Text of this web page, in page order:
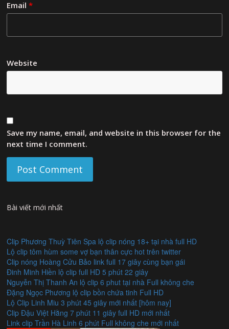
Email*
Website
Save my name, email, and website in this browser for the
next time I comment.
Bài viết mới nhất
Clip Phương Thuỳ Tiên Spa lộ clip nóng 18+ tại nhà full HD
Lộ clip tôm hùm some vợ bạn thân cực hot trên twitter
Clip nóng Hoàng Cửu Bảo link full 17 giây cùng bạn gái
Đinh Minh Hiền lộ clip full HD 5 phút 22 giây
Nguyễn Thị Thanh An lộ clip 6 phut tại nhà Full không che
Đặng Ngọc Phương lộ clip bồn chứa tinh Full HD
Lộ Clip Linh Miu 3 phút 45 giây mới nhất [hôm nay]
Clip Đậu Việt Hằng 7 phút 11 giây full HD mới nhất
Link clip Trần Hà Linh 6 phút Full không che mới nhất